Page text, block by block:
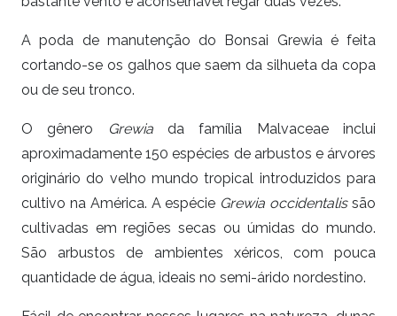
A poda de manutenção do Bonsai Grewia é feita
cortando-se os galhos que saem da silhueta da copa
ou de seu tronco.
O gênero Grewiada família Malvaceae inclui
aproximadamente 150 espécies de arbustos e árvores
originário do velho mundo tropical introduzidos para
cultivo na América. A espécie Grewia occidentalissão
cultivadas em regiões secas ou úmidas do mundo.
São arbustos de ambientes xéricos, com pouca
quantidade de água, ideais no semi-árido nordestino.